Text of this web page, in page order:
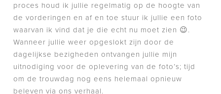
proces houd ik jullie regelmatig op de hoogte van
de vorderingen en af en toe stuur ik jullie een foto
waarvan ik vind dat je die echt nu moet zien 😉.
Wanneer jullie weer opgeslokt zijn door de
dagelijkse bezigheden ontvangen jullie mijn
uitnodiging voor de oplevering van de foto’s; tijd
om de trouwdag nog eens helemaal opnieuw
beleven via ons verhaal.